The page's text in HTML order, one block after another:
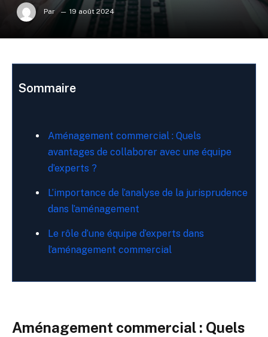
Par 19 août 2024
Sommaire
Aménagement commercial : Quels
avantages de collaborer avec une équipe
d’experts ?
L’importance de l’analyse de la jurisprudence
dans l’aménagement
Le rôle d’une équipe d’experts dans
l’aménagement commercial
Aménagement commercial : Quels